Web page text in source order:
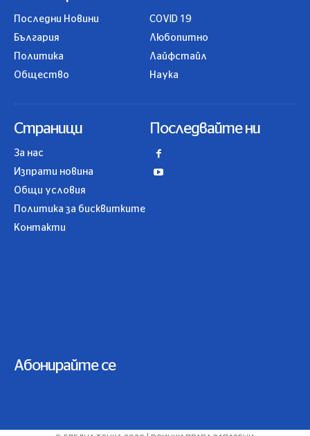
Последни Новини
България
Политика
Общество
COVID 19
Любопитно
Лайфстайл
Наука
Страници
За нас
Изпрати новина
Общи условия
Политика за бисквитките
Контакти
Последвайте ни
Абонирайте се